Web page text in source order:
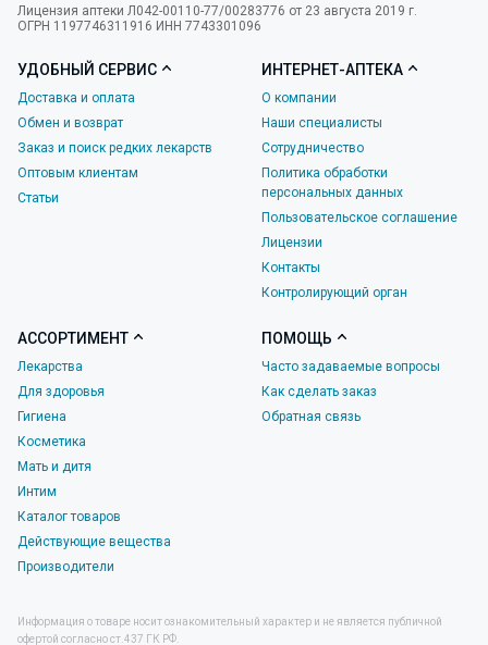
Лицензия аптеки Л042-00110-77/00283776 от 23 августа 2019 г.
ОГРН 1197746311916 ИНН 7743301096
УДОБНЫЙ СЕРВИС
Доставка и оплата
Обмен и возврат
Заказ и поиск редких лекарств
Оптовым клиентам
Статьи
ИНТЕРНЕТ-АПТЕКА
О компании
Наши специалисты
Сотрудничество
Политика обработки
персональных данных
Пользовательское соглашение
Лицензии
Контакты
Контролирующий орган
АССОРТИМЕНТ
Лекарства
Для здоровья
Гигиена
Косметика
Мать и дитя
Интим
Каталог товаров
Действующие вещества
Производители
ПОМОЩЬ
Часто задаваемые вопросы
Как сделать заказ
Обратная связь
Информация о товаре носит ознакомительный характер и не является публичной
офертой согласно ст.437 ГК РФ.